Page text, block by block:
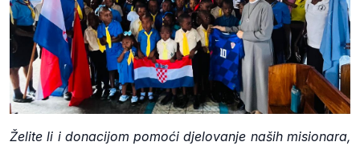
Želite li i donacijom pomoći djelovanje naših misionara,